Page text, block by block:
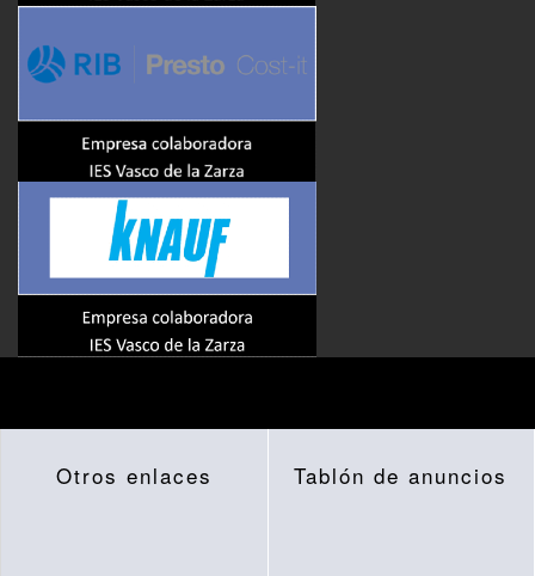
Otros enlaces Tablón de anuncios